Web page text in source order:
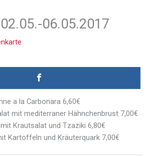
06.05.2017
a la Carbonara 6,60€
mit mediterraner Hähnchenbrust 7,00€
Krautsalat und Tzaziki 6,80€
Kartoffeln und Kräuterquark 7,00€